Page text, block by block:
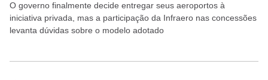
O governo finalmente decide entregar seus aeroportos à
iniciativa privada, mas a participação da Infraero nas concessões
levanta dúvidas sobre o modelo adotado